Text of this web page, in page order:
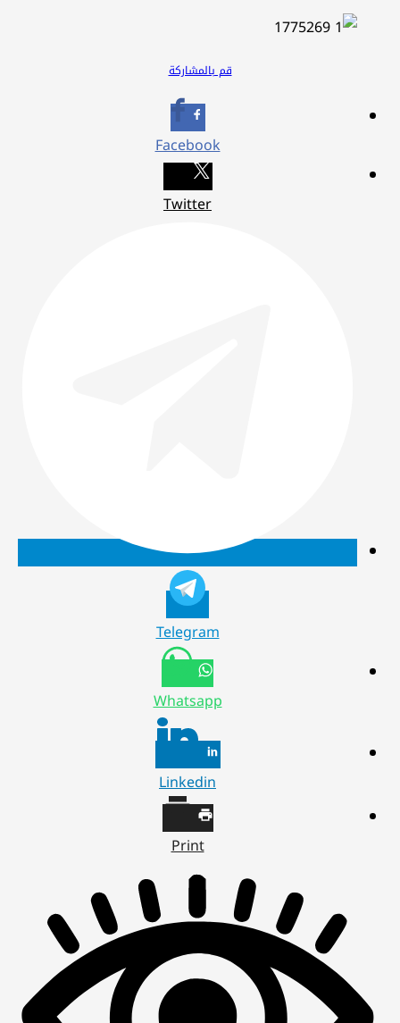
قم بالمشاركة
Facebook
Twitter
Telegram
Whatsapp
Linkedin
Print